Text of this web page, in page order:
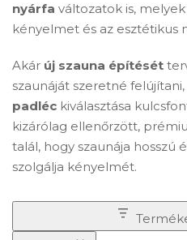
nyárfa változatok is,
kényelmet és az esztétikus
Akár új szauna építését
szaunáját szeretné
padléc kiválasztása
kizárólag ellenőrzött,
talál, hogy szaunája hosszú
szolgálja kényelmét.